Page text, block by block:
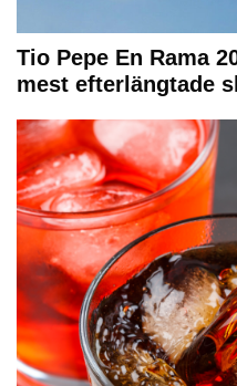
Tio Pepe En Rama
mest efterlängtade